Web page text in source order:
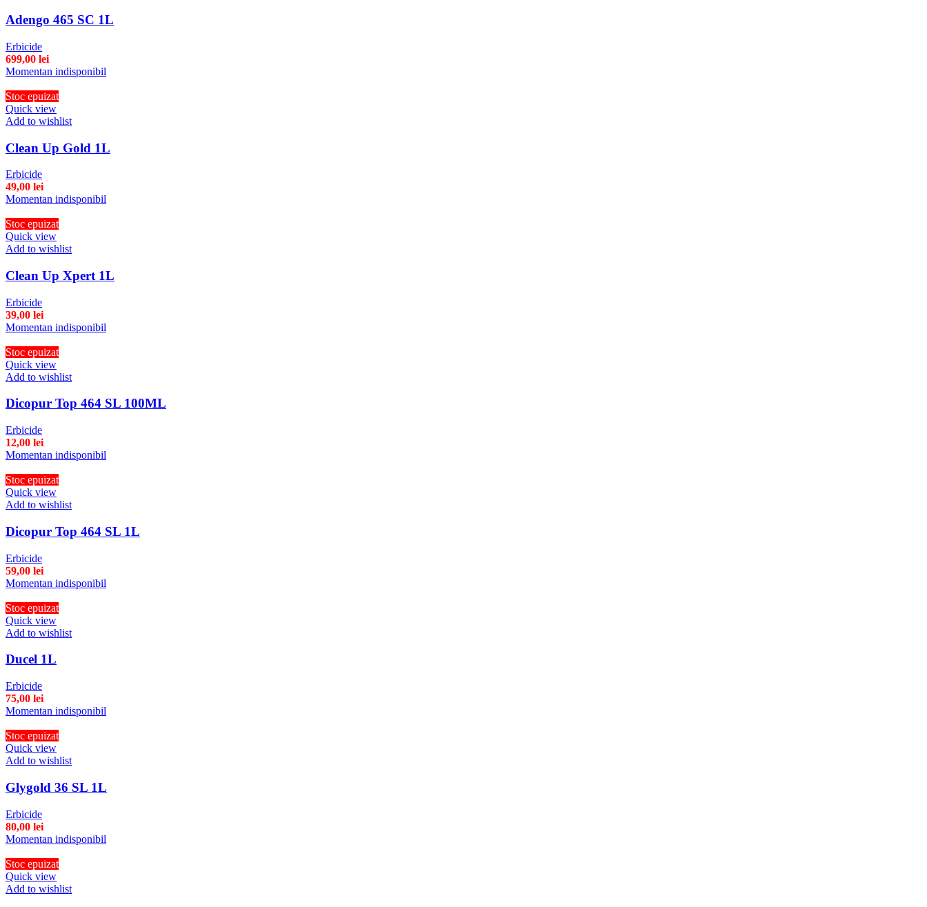
Adengo 465 SC 1L
Erbicide
699,00 lei
Momentan indisponibil
Stoc epuizat
Quick view
Add to wishlist
Clean Up Gold 1L
Erbicide
49,00 lei
Momentan indisponibil
Stoc epuizat
Quick view
Add to wishlist
Clean Up Xpert 1L
Erbicide
39,00 lei
Momentan indisponibil
Stoc epuizat
Quick view
Add to wishlist
Dicopur Top 464 SL 100ML
Erbicide
12,00 lei
Momentan indisponibil
Stoc epuizat
Quick view
Add to wishlist
Dicopur Top 464 SL 1L
Erbicide
59,00 lei
Momentan indisponibil
Stoc epuizat
Quick view
Add to wishlist
Ducel 1L
Erbicide
75,00 lei
Momentan indisponibil
Stoc epuizat
Quick view
Add to wishlist
Glygold 36 SL 1L
Erbicide
80,00 lei
Momentan indisponibil
Stoc epuizat
Quick view
Add to wishlist